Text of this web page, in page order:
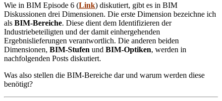
Wie in BIM Episode 6 (Link) diskutiert, gibt es in BIM
Diskussionen drei Dimensionen. Die erste Dimension bezeichne ich
als BIM-Bereiche. Diese dient dem Identifizieren der
Industriebeteiligten und der damit einhergehenden
Ergebnislieferungen verantwortlich. Die anderen beiden
Dimensionen, BIM-Stufen und BIM-Optiken, werden in
nachfolgenden Posts diskutiert.
Was also stellen die BIM-Bereiche dar und warum werden diese
benötigt?